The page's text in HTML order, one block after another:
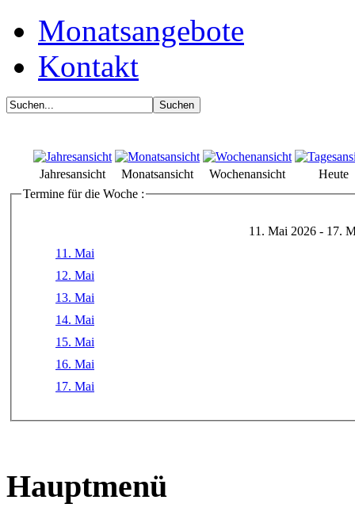
Monatsangebote
Kontakt
Jahresansicht Monatsansicht Wochenansicht
Heute
Termine für die Woche :
11. Mai 2026 - 17.
11. Mai
12. Mai
13. Mai
14. Mai
15. Mai
16. Mai
17. Mai
Hauptmenü